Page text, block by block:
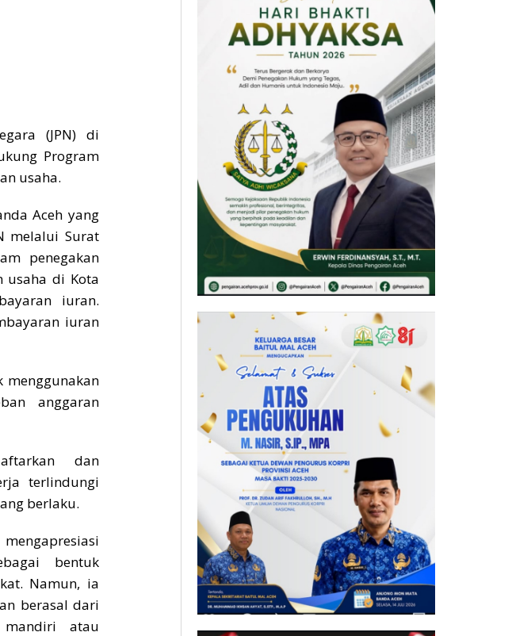
(JPN) di
Program
usaha.
Aceh yang
melalui Surat
penegakan
usaha di Kota
iuran.
iuran
anggaran
dan
terlindungi
berlaku.
bentuk
Namun, ia
berasal dari
mandiri atau